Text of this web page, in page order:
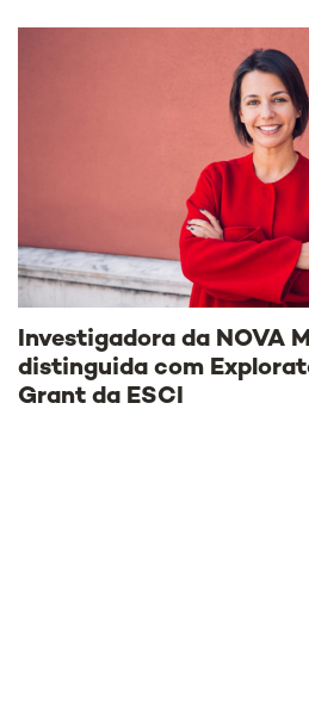
Investigadora da NOVA
distinguida com
Grant da ESCI